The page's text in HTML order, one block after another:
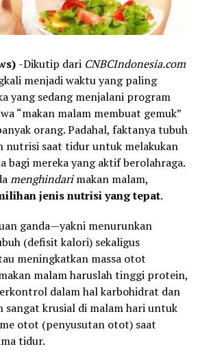
-Dikutip dari CNBCIndonesia.com
menjadi waktu yang paling
yang sedang menjalani program
“makan malam membuat gemuk”
orang. Padahal, faktanya tubuh
nutrisi saat tidur untuk melakukan
bagi mereka yang aktif berolahraga.
menghindarimakan malam,
jenis nutrisi yang tepat.
ganda—yakni menurunkan
(defisit kalori) sekaligus
meningkatkan massa otot
malam haruslah tinggi protein,
dalam hal karbohidrat dan
sangat krusial di malam hari untuk
otot (penyusutan otot) saat
tidur.